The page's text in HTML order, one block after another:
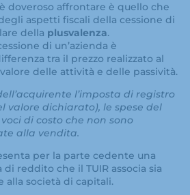
doveroso affrontare è quello che
aspetti fiscali della cessione di
della plusvalenza.
di un’azienda è
tra il prezzo realizzato al
delle attività e delle passività.
l’imposta di registro
valore dichiarato), le spese del
di costo che non sono
alla vendita.
per la parte cedente una
reddito che il TUIR associa sia
alla società di capitali.